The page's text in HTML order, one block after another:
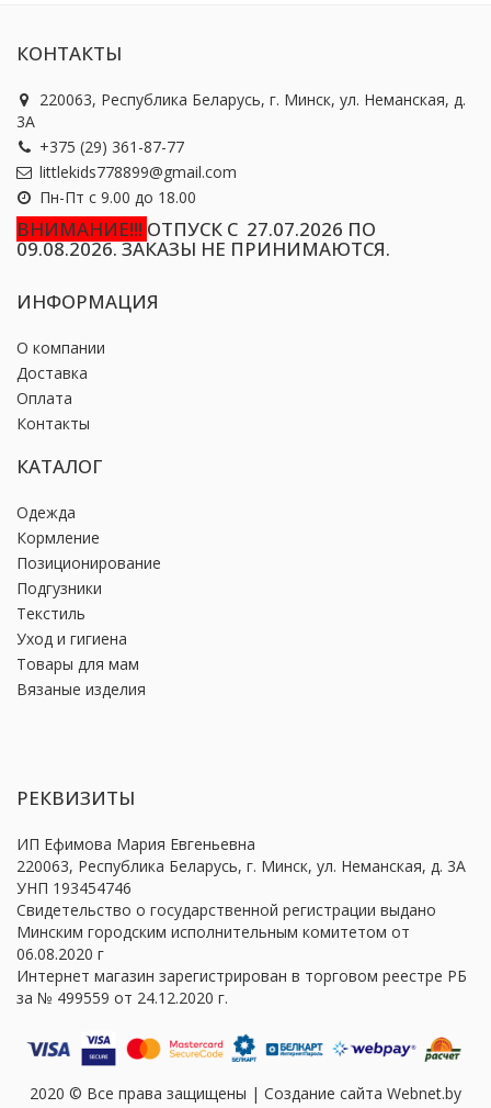
КОНТАКТЫ
220063, Республика Беларусь, г. Минск, ул. Неманская, д.
3А
+375 (29) 361-87-77
littlekids778899@gmail.com
Пн-Пт с 9.00 до 18.00
ВНИМАНИЕ!!! ОТПУСК С 27.07.2026 ПО
09.08.2026. ЗАКАЗЫ НЕ ПРИНИМАЮТСЯ.
ИНФОРМАЦИЯ
О компании
Доставка
Оплата
Контакты
КАТАЛОГ
Одежда
Кормление
Позиционирование
Подгузники
Текстиль
Уход и гигиена
Товары для мам
Вязаные изделия
РЕКВИЗИТЫ
ИП Ефимова Мария Евгеньевна
220063, Республика Беларусь, г. Минск, ул. Неманская, д. 3А
УНП 193454746
Свидетельство о государственной регистрации выдано
Минским городским исполнительным комитетом от
06.08.2020 г
Интернет магазин зарегистрирован в торговом реестре РБ
за № 499559 от 24.12.2020 г.
2020 © Все права защищены | Создание сайта Webnet.by